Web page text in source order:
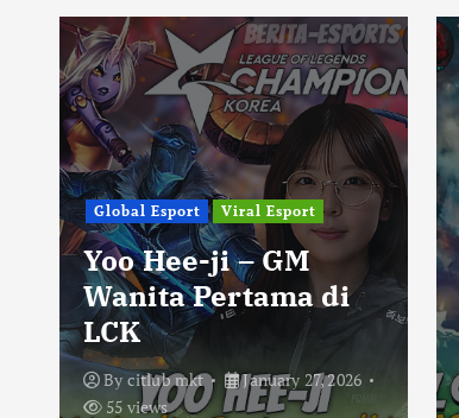
Global Esport Viral Esport
Yoo Hee-ji – GM
Wanita Pertama di
LCK
By citlub mkt
January 27, 2026
55 views